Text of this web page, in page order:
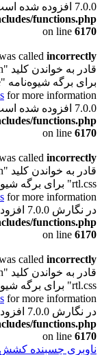
7.0.0 افزوده شده است.) in
functions.php
on line 6170
called incorrectly
برای برگه شیوه‌نامه "wd-elementor-base" نیستیم. Please see
7.0.0 افزوده شده است.) in
functions.php
on line 6170
called incorrectly
در نگارش 7.0.0 افزوده شده است.) in
functions.php
on line 6170
called incorrectly
در نگارش 7.0.0 افزوده شده است.) in
functions.php
on line 6170
ناوبری چسبنده کشش